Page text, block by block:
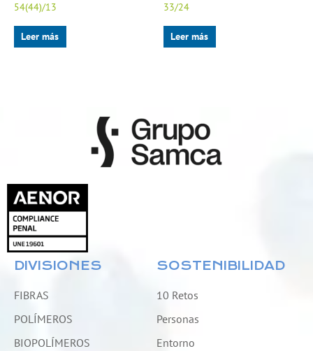
54(44)/13
Leer más
33/24
Leer más
DIVISIONES
FIBRAS
POLÍMEROS
BIOPOLÍMEROS
SOSTENIBILIDAD
10 Retos
Personas
Entorno